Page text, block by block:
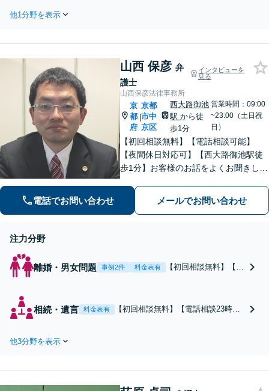
速な問題解決【初回面談30分無
愛車を残したい方もお任せくだ
さい。
他1分野を表示
山西 保彦 弁
護士
インタビューを
見る
山西保彦法律事務所
京
都
府
|
京都
市中
京区
西大路御池
駅から徒
歩1分
営業時間：09:00
~23:00（土日祝
日）
【初回相談無料】【電話相談可能】
【夜間休日対応可】【西大路御池駅徒
歩1分】お客様のお話をよくお聞きし
ます。最高の法律サービスを提供する
ために日々研鑽もしています。親切丁
電話でお問い合わせ メールでお問い合わせ
注力分野
離婚・男女問題 事例2件 料金表有
【初回相談無料】【電
御池駅徒歩1分】不貞
の慰謝料請求をしたい
最適な解決策を考え、
相続・遺言 料金表有
【初回相談無料】【電話相談23時ま
できるよう最善を尽くします【夜
他3分野を表示